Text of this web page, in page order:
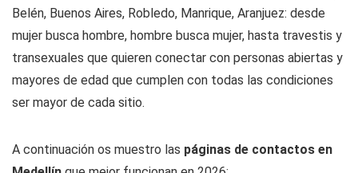
Belén, Buenos Aires, Robledo, Manrique, Aranjuez: desde
mujer busca hombre, hombre busca mujer, hasta travestis y
transexuales que quieren conectar con personas abiertas y
mayores de edad que cumplen con todas las condiciones
ser mayor de cada sitio.
A continuación os muestro las páginas de contactos en